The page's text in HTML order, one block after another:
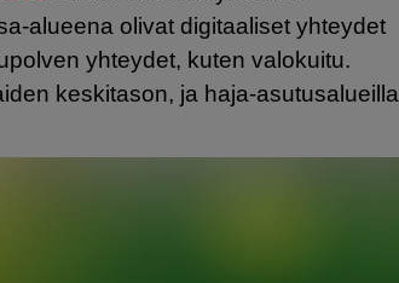
alueena olivat digitaaliset yhteydet
yhteydet, kuten valokuitu.
keskitason, ja haja-asutusalueilla